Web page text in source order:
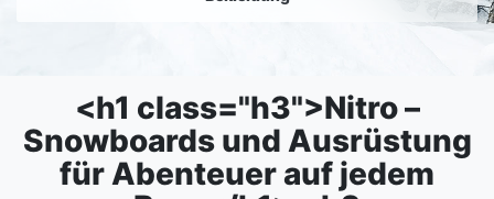
<h1 class="h3">Nitro –
Snowboards und Ausrüstung
für Abenteuer auf jedem